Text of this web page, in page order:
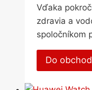
Vďaka
zdravia a
spoločníkom
Do